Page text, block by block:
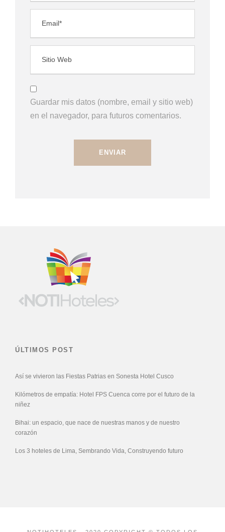
Guardar mis datos (nombre, email y sitio web)
en el navegador, para futuros comentarios.
ÚLTIMOS POST
Así se vivieron las Fiestas Patrias en Sonesta Hotel Cusco
Kilómetros de empatía: Hotel FPS Cuenca corre por el futuro de la
niñez
Bihai: un espacio, que nace de nuestras manos y de nuestro
corazón
Los 3 hoteles de Lima, Sembrando Vida, Construyendo futuro